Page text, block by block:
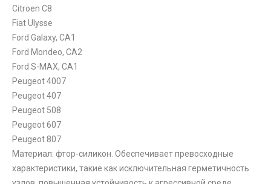
Citroen C8
Fiat Ulysse
Ford Galaxy, CA1
Ford Mondeo, CA2
Ford S-MAX, CA1
Peugeot 4007
Peugeot 407
Peugeot 508
Peugeot 607
Peugeot 807
Материал: фтор-силикон. Обеспечивает превосходные
характеристики, такие как исключительная герметичность